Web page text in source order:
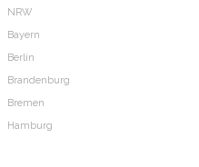
NRW
Bayern
Berlin
Brandenburg
Bremen
Hamburg